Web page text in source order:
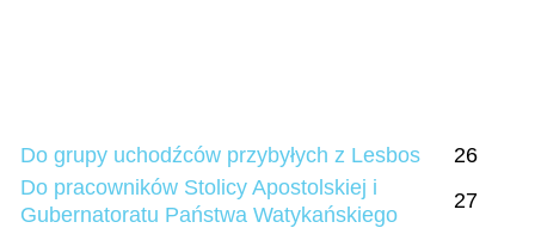
Do grupy uchodźców przybyłych z Lesbos
26
Do pracowników Stolicy Apostolskiej i
Gubernatoratu Państwa Watykańskiego
27